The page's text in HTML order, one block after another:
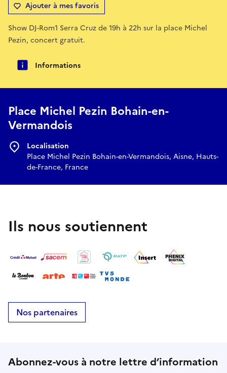
Ajouter à mes favoris
Show DJ-Rom1 Serra Cruz de 19h à 22h sur la place Michel
Pezin, concert gratuit.
Informations
Place Michel Pezin Bohain-en-
Vermandois
Localisation
Place Michel Pezin Bohain-en-Vermandois, Aisne, Hauts-
de-France, France
Ils nous soutiennent
Nos partenaires
Abonnez-vous à notre lettre d’information